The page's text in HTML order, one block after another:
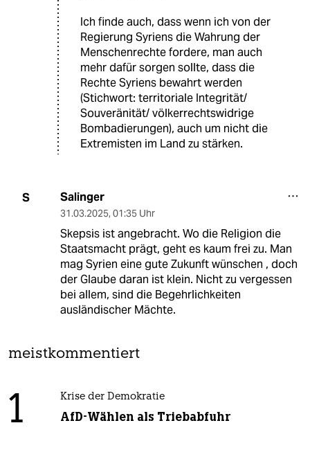
Ich finde auch, dass wenn ich von der
Regierung Syriens die Wahrung der
Menschenrechte fordere, man auch
mehr dafür sorgen sollte, dass die
Rechte Syriens bewahrt werden
(Stichwort: territoriale Integrität/
Souveränität/ völkerrechtswidrige
Bombadierungen), auch um nicht die
Extremisten im Land zu stärken.
S Salinger
31.03.2025, 01:35 Uhr
Skepsis ist angebracht. Wo die Religion die
Staatsmacht prägt, geht es kaum frei zu. Man
mag Syrien eine gute Zukunft wünschen , doch
der Glaube daran ist klein. Nicht zu vergessen
bei allem, sind die Begehrlichkeiten
ausländischer Mächte.
meistkommentiert
1 Krise der Demokratie
AfD-Wählen als Triebabfuhr